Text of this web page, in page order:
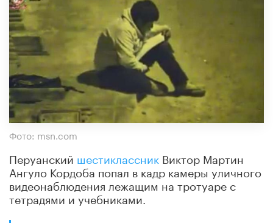
Фото: msn.com
Перуанский шестиклассник Виктор Мартин
Ангуло Кордоба попал в кадр камеры уличного
видеонаблюдения лежащим на тротуаре с
тетрадями и учебниками.